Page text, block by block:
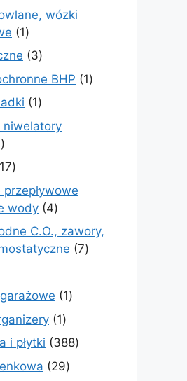
produktwózki
11
produkt
33
produkty
BHP 11
11
produkt
niwelatory
1
produkt
1717
produktów
wody 44
C.O., zawory,
77
produktów
11
11
produkt
i płytki 388388
2929